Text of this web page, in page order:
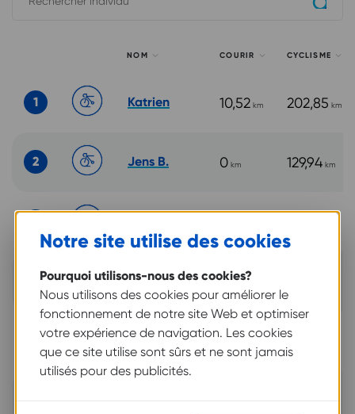
NOM COURIR CYCLISME
1 Katrien 10,52 km 202,85 km
2 Jens B. 0 km 129,94 km
Margot
VDB
0 km
Peter H. 0 94,37
Notre site utilise des cookies
Pourquoi utilisons-nous des cookies?
Nous utilisons des cookies pour améliorer le
fonctionnement de notre site Web et optimiser
votre expérience de navigation. Les cookies
que ce site utilise sont sûrs et ne sont jamais
utilisés pour des publicités.